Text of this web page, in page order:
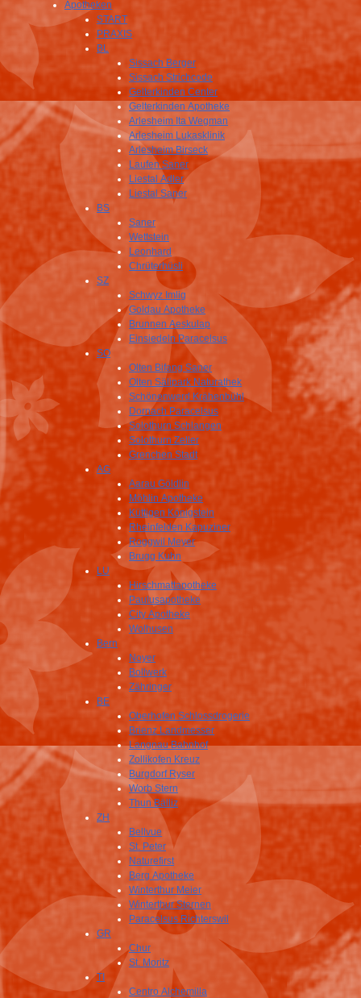
Apotheken
START
PRAXIS
BL
Sissach Berger
Sissach Strichcode
Gelterkinden Center
Gelterkinden Apotheke
Arlesheim Ita Wegman
Arlesheim Lukasklinik
Arlesheim Birseck
Laufen Saner
Liestal Adler
Liestal Saner
BS
Saner
Wettstein
Leonhard
Chrüterhüsli
SZ
Schwyz Imlig
Goldau Apotheke
Brunnen Aeskulap
Einsiedeln Paracelsus
SO
Olten Bifang Saner
Olten Sälipark Naturathek
Schönenwerd Krähenbühl
Dornach Paracelsus
Solothurn Schlangen
Solothurn Zeller
Grenchen Stadt
AG
Aarau Göldlin
Möhlin Apotheke
Küttigen Königstein
Rheinfelden Kapuziner
Roggwil Meyer
Brugg Kuhn
LU
Hirschmattapotheke
Paulusapotheke
City Apotheke
Wolhusen
Bern
Noyer
Bollwerk
Zähringer
BE
Oberhofen Schlossdrogerie
Brienz Landmesser
Langnau Bahnhof
Zollikofen Kreuz
Burgdorf Ryser
Worb Stern
Thun Bälliz
ZH
Bellvue
St. Peter
Naturefirst
Berg Apotheke
Winterthur Meier
Winterthur Sternen
Paracelsus Richterswil
GR
Chur
St. Moritz
TI
Centro Alchemilla